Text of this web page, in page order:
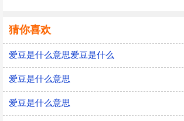
猜你喜欢
爱豆是什么意思爱豆是什么
爱豆是什么意思
爱豆是什么意思